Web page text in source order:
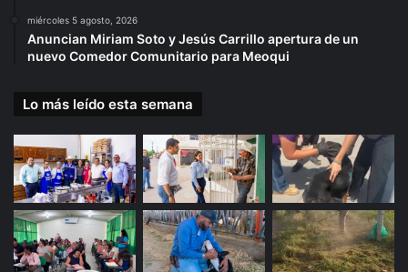
miércoles 5 agosto, 2026
Anuncian Miriam Soto y Jesús Carrillo apertura de un
nuevo Comedor Comunitario para Meoqui
Lo más leído esta semana